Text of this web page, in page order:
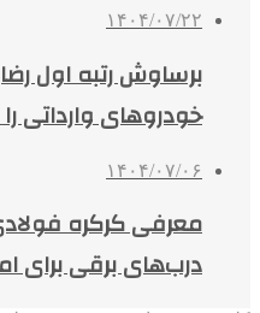
۱۴۰۴/۰۷/۲۲
برساوش رتبه اول
خودروهای وارداتی
۱۴۰۴/۰۷/۰۶
درب‌های برقی برای